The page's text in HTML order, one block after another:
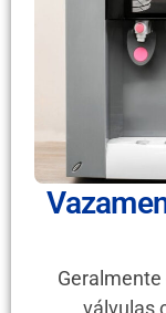
válvulas